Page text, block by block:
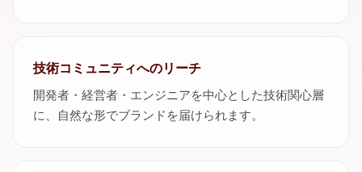
技術コミュニティへのリーチ
開発者・経営者・エンジニアを中心とした技術関心層
に、自然な形でブランドを届けられます。